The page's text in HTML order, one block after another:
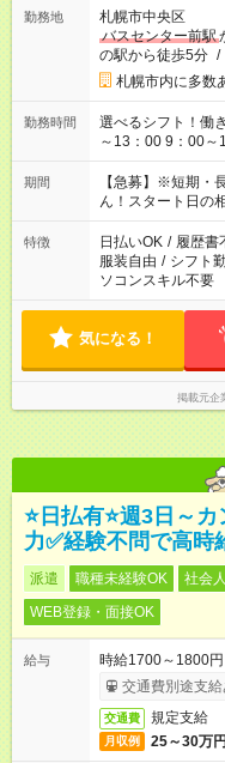
勤務地
札幌市中央区
バスセンター前駅
の駅から徒歩5分 /
札幌市内に多数
勤務時間
選べるシフト！働きやす
～13：00 9：00
11：00～20：00 12
■週3日～/1日3h～
さい！
期間
【急募】※短期・
ん！スタート日の
特徴 日払いOK / 履歴書
服装自由 / シフト
ソコンスキル不要
気になる！
掲載元企
⭐日払有⭐週3日～
力✅経験不問で高時
派遣 職種未経験OK 社会
WEB登録・面接OK
給与
時給1700～1800
交通費別途支給
交通費 規定支給
月収例 25～30万円